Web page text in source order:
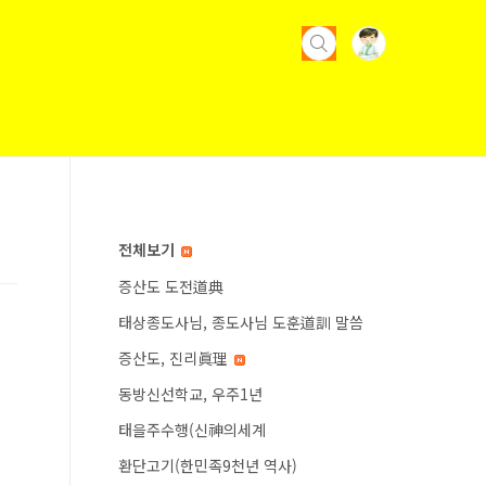
전체보기
증산도 도전道典
태상종도사님, 종도사님 도훈道訓 말씀
증산도, 진리眞理
동방신선학교, 우주1년
태을주수행(신神의세계
환단고기(한민족9천년 역사)